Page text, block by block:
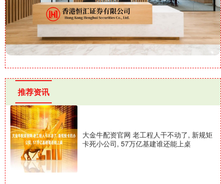
推荐资讯
大金牛配资官网 老工程人干不动了, 新规矩
卡死小公司, 57万亿基建谁还能上桌